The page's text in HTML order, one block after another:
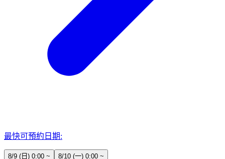
最快可預約日期:
8/9 (日) 0:00 ~ 8/10 (一) 0:00 ~